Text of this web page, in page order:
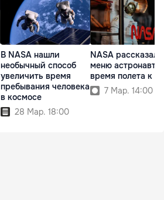
В NASA нашли
необычный способ
увеличить время
пребывания человека
в космосе
28 Мар. 18:00
NASA
меню
время полета к
7 Мар. 14:00